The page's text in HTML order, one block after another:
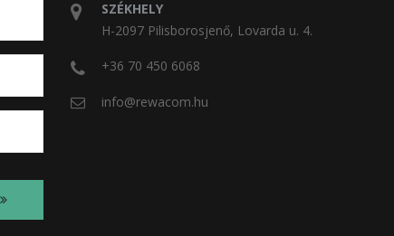
SZÉKHELY
H-2097 Pilisborosjenő, Lovarda u. 4.
+36 70 450 6068
info@rewacom.hu